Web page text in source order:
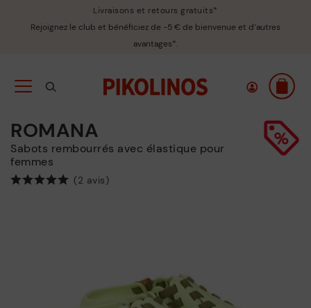
Livraisons et retours gratuits*
Rejoignez le club et bénéficiez de -5 € de bienvenue et d’autres
avantages*.
ROMANA
Sabots rembourrés avec élastique pour
femmes
(2 avis)